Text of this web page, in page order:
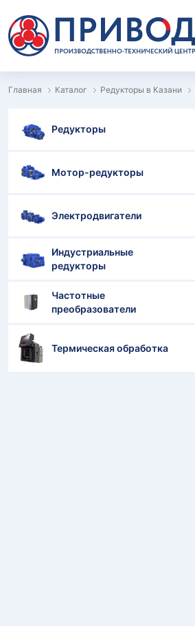
Главная Каталог Редукторы в Казани
Редукторы
Мотор-редукторы
Электродвигатели
Индустриальные
редукторы
Частотные
преобразователи
Термическая обработка